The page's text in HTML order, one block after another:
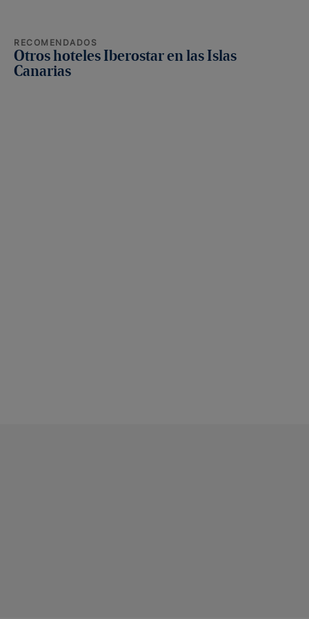
RECOMENDADOS
Otros hoteles Iberostar en las Islas
Canarias